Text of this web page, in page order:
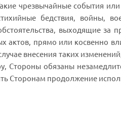
чрезвычайные события
бедствия, войны,
выходящие
актов, прямо или косвенно
внесения таких
Стороны обязаны
Сторонам продолжение